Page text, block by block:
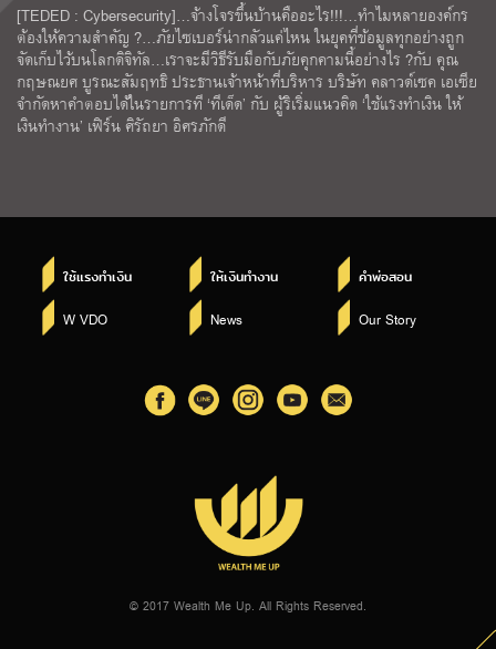
[TEDED : Cybersecurity]…จ้างโจรขึ้นบ้านคืออะไร!!!…ทำไมหลายองค์กร
ต้องให้ความสำคัญ ?…ภัยไซเบอร์น่ากลัวแค่ไหน ในยุคที่ข้อมูลทุกอย่างถูก
จัดเก็บไว้บนโลกดิจิทัล…เราจะมีวิธีรับมือกับภัยคุกคามนี้อย่างไร ?กับ คุณ
กฤษณยศ บูรณะสัมฤทธิ ประธานเจ้าหน้าที่บริหาร บริษัท คลาวด์เซค เอเซีย
จำกัดหาคำตอบได้ในรายการที ‘ทีเด็ด’ กับ ผู้ริเริ่มแนวคิด ‘ใช้แรงทำเงิน ให้
เงินทำงาน’ เฟิร์น ศิรัถยา อิศรภักดี
ใช้แรงทำเงิน ให้เงินทำงาน คำพ่อสอน
W VDO News Our Story
© 2017 Wealth Me Up. All Rights Reserved.